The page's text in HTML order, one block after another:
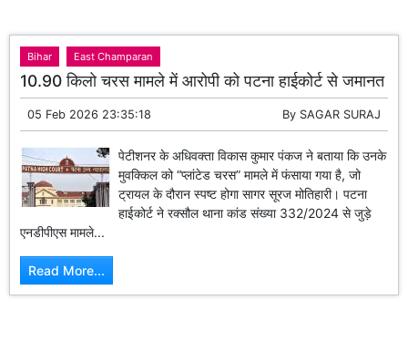
Bihar East Champaran
10.90 किलो चरस मामले में आरोपी को पटना हाईकोर्ट से जमानत
05 Feb 2026 23:35:18 By SAGAR SURAJ
पेटीशनर के अधिवक्ता विकास कुमार पंकज ने बताया कि उनके
मुवक्किल को “प्लांटेड चरस” मामले में फंसाया गया है, जो
ट्रायल के दौरान स्पष्ट होगा सागर सूरज मोतिहारी। पटना
हाईकोर्ट ने रक्सौल थाना कांड संख्या 332/2024 से जुड़े
एनडीपीएस मामले...
Read More...